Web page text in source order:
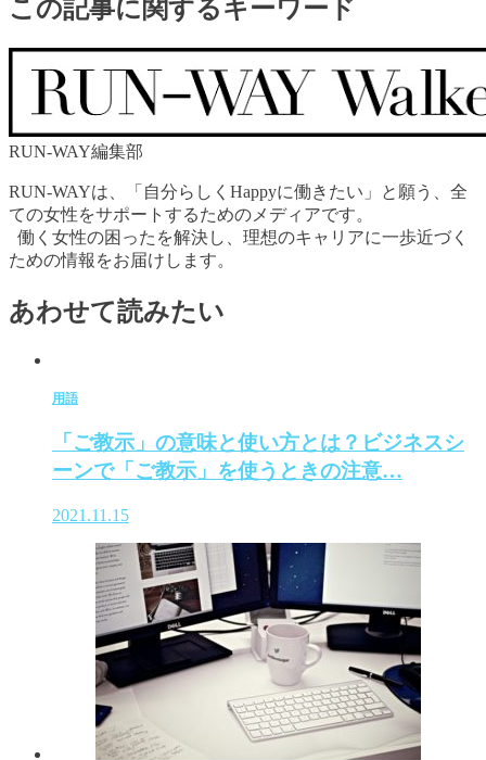
この記事に関するキーワード
RUN-WAY編集部
RUN-WAYは、「自分らしくHappyに働きたい」と願う、全
ての女性をサポートするためのメディアです。
働く女性の困ったを解決し、理想のキャリアに一歩近づく
ための情報をお届けします。
あわせて読みたい
用語
「ご教示」の意味と使い方とは？ビジネスシ
ーンで「ご教示」を使うときの注意…
2021.11.15